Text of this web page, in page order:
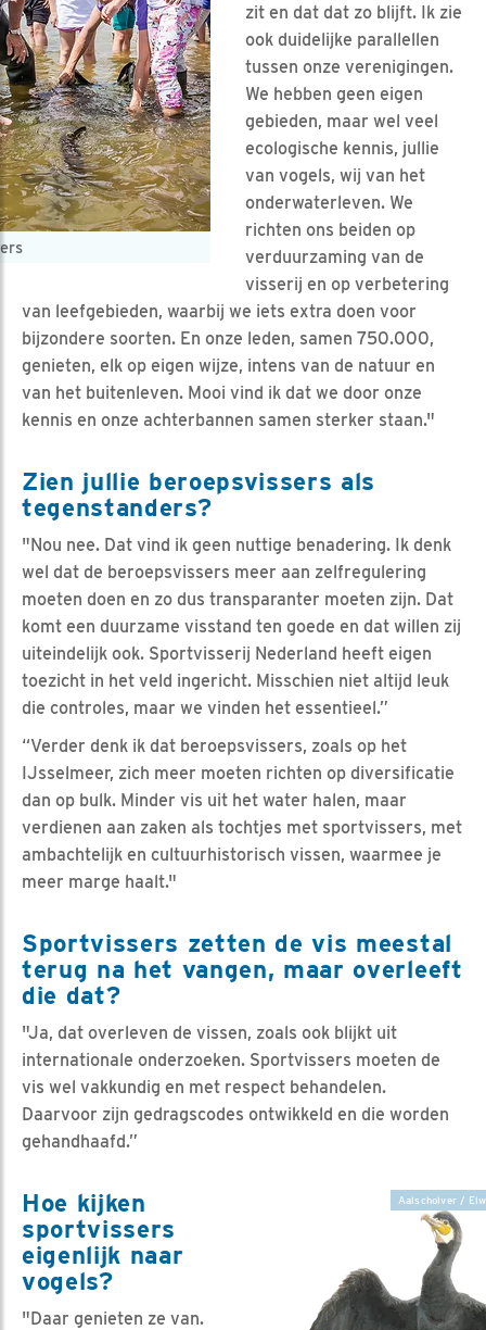
zit en dat dat zo blijft. Ik zie
ook duidelijke parallellen
tussen onze verenigingen.
We hebben geen eigen
gebieden, maar wel veel
ecologische kennis, jullie
van vogels, wij van het
onderwaterleven. We
richten ons beiden op
verduurzaming van de
visserij en op verbetering
van leefgebieden, waarbij we iets extra doen voor
bijzondere soorten. En onze leden, samen 750.000,
genieten, elk op eigen wijze, intens van de natuur en
van het buitenleven. Mooi vind ik dat we door onze
kennis en onze achterbannen samen sterker staan."
Zien jullie beroepsvissers als
tegenstanders?
"Nou nee. Dat vind ik geen nuttige benadering. Ik denk
wel dat de beroepsvissers meer aan zelfregulering
moeten doen en zo dus transparanter moeten zijn. Dat
komt een duurzame visstand ten goede en dat willen zij
uiteindelijk ook. Sportvisserij Nederland heeft eigen
toezicht in het veld ingericht. Misschien niet altijd leuk
die controles, maar we vinden het essentieel.”
“Verder denk ik dat beroepsvissers, zoals op het
IJsselmeer, zich meer moeten richten op diversificatie
dan op bulk. Minder vis uit het water halen, maar
verdienen aan zaken als tochtjes met sportvissers, met
ambachtelijk en cultuurhistorisch vissen, waarmee je
meer marge haalt."
Sportvissers zetten de vis meestal
terug na het vangen, maar overleeft
die dat?
"Ja, dat overleven de vissen, zoals ook blijkt uit
internationale onderzoeken. Sportvissers moeten de
vis wel vakkundig en met respect behandelen.
Daarvoor zijn gedragscodes ontwikkeld en die worden
gehandhaafd.”
Aalscholver /
Hoe kijken
sportvissers
eigenlijk naar
vogels?
"Daar genieten ze van.